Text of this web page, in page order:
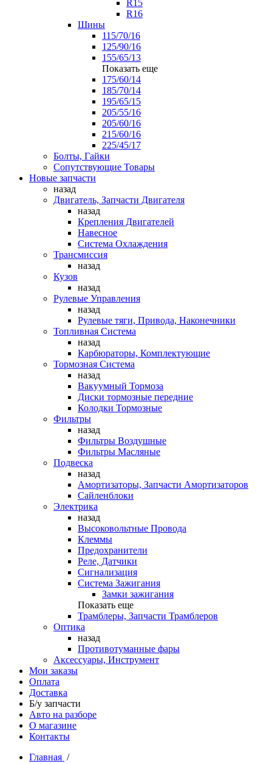
R15
R16
Шины
115/70/16
125/90/16
155/65/13
Показать еще
175/60/14
185/70/14
195/65/15
205/55/16
205/60/16
215/60/16
225/45/17
Болты, Гайки
Сопутствующие Товары
Новые запчасти
назад
Двигатель, Запчасти Двигателя
назад
Крепления Двигателей
Навесное
Система Охлаждения
Трансмиссия
назад
Кузов
назад
Рулевые Управления
назад
Рулевые тяги, Привода, Наконечники
Топливная Система
назад
Карбюраторы, Комплектующие
Тормозная Система
назад
Вакуумный Тормоза
Диски тормозные передние
Колодки Тормозные
Фильтры
назад
Фильтры Воздушные
Фильтры Масляные
Подвеска
назад
Амортизаторы, Запчасти Амортизаторов
Сайленблоки
Электрика
назад
Высоковольтные Провода
Клеммы
Предохранители
Реле, Датчики
Сигнализация
Система Зажигания
Замки зажигания
Показать еще
Трамблеры, Запчасти Трамблеров
Оптика
назад
Противотуманные фары
Аксессуары, Инструмент
Мои заказы
Оплата
Доставка
Б/у запчасти
Авто на разборе
О магазине
Контакты
Главная /